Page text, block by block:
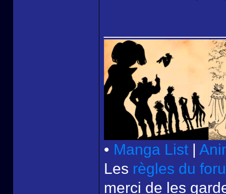
• Manga List |
Les règles du
merci de les